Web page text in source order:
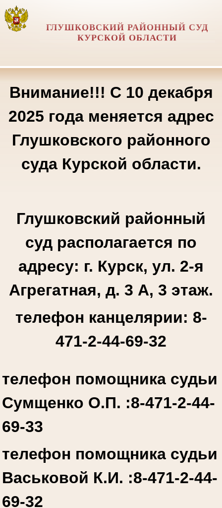
ГЛУШКОВСКИЙ РАЙОННЫЙ СУД
КУРСКОЙ ОБЛАСТИ
Внимание!!! С 10 декабря
2025 года меняется адрес
Глушковского районного
суда Курской области.
Глушковский районный
суд располагается по
адресу: г. Курск, ул. 2-я
Агрегатная, д. 3 А, 3 этаж.
телефон канцелярии: 8-
471-2-44-69-32
телефон помощника судьи
Сумщенко О.П. :8-471-2-44-
69-33
телефон помощника судьи
Васьковой К.И. :8-471-2-44-
69-32